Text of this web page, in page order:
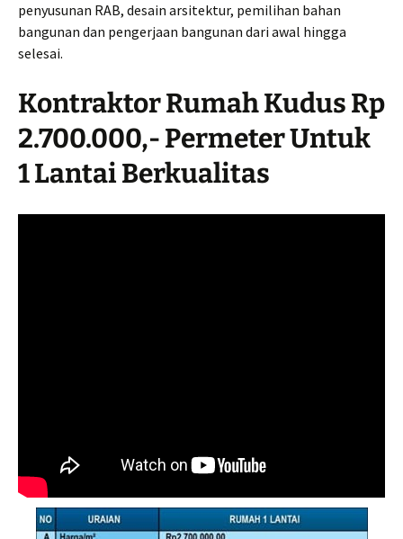
penyusunan RAB, desain arsitektur, pemilihan bahan
bangunan dan pengerjaan bangunan dari awal hingga
selesai.
Kontraktor Rumah Kudus Rp
2.700.000,- Permeter Untuk
1 Lantai Berkualitas